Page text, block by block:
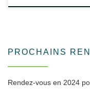
PROCHAINS
Rendez-vous en 2024